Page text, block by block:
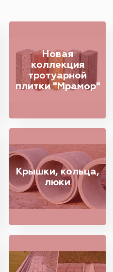
Новая
коллекция
тротуарной
плитки "Мрамор"
Крышки, кольца,
люки